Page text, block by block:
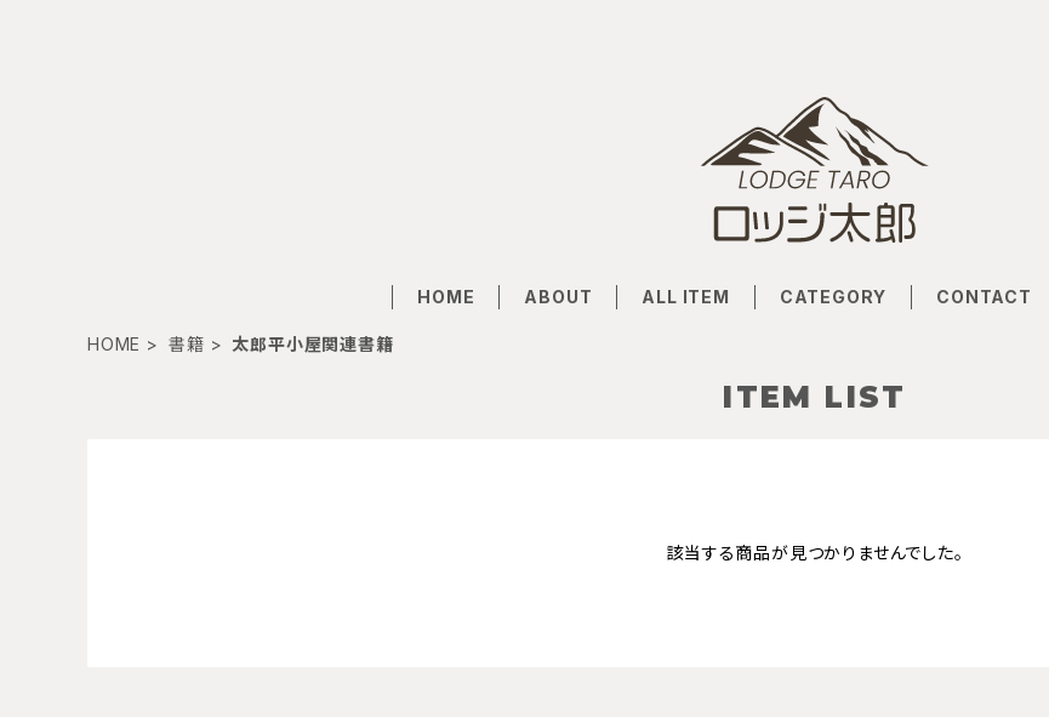
HOME ABOUT ALL ITEM CATEGORY CONTACT
HOME 書籍 太郎平小屋関連書籍
ITEM LIST
該当する商品が見つかりませんでした。